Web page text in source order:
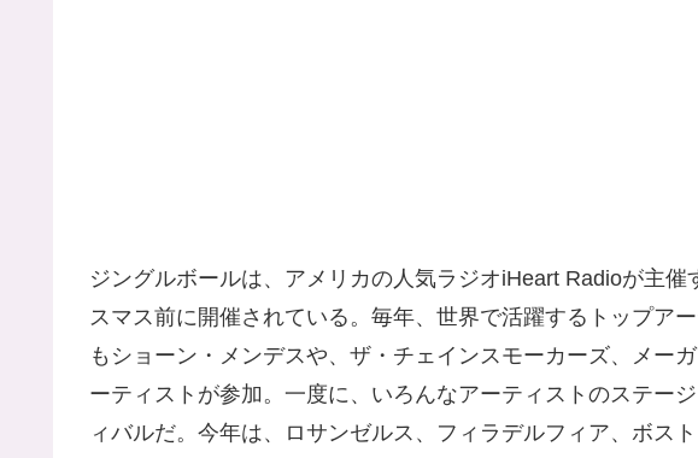
ジングルボールは、アメリカの人気ラジオiHeart Radioが主催
スマス前に開催されている。毎年、世界で活躍するトップア
もショーン・メンデスや、ザ・チェインスモーカーズ、メー
ーティストが参加。一度に、いろんなアーティストのステー
ィバルだ。今年は、ロサンゼルス、フィラデルフィア、ボス